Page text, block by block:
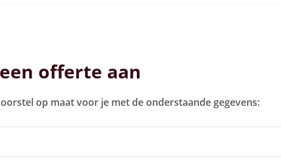
offerte aan
op maat voor je met de onderstaande gegevens: